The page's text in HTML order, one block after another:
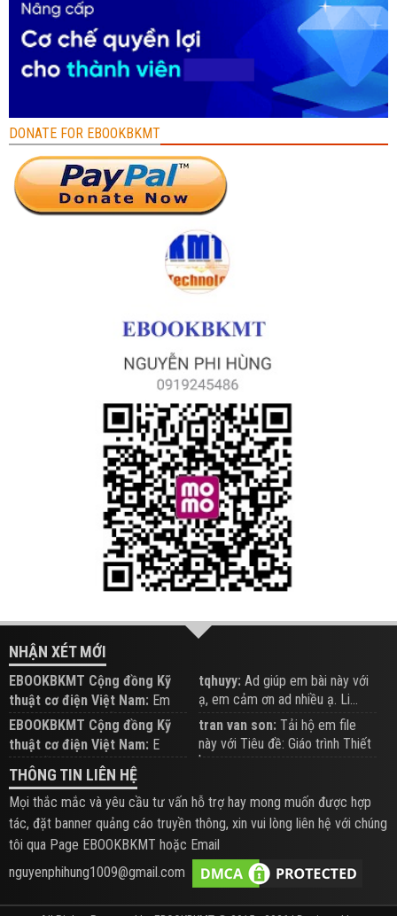
DONATE FOR EBOOKBKMT
NHẬN XÉT MỚI
EBOOKBKMT Cộng đồng Kỹ
thuật cơ điện Việt Nam: Em
đăng trên Group hỗ trợ nhé
tqhuyy: Ad giúp em bài này với
ạ, em cảm ơn ad nhiều ạ. Li...
EBOOKBKMT Cộng đồng Kỹ
thuật cơ điện Việt Nam: E
xem hỗ trợ trên Group
tran van son: Tải hộ em file
này với Tiêu đề: Giáo trình Thiết
b...
THÔNG TIN LIÊN HỆ
Mọi thắc mắc và yêu cầu tư vấn hỗ trợ hay mong muốn được hợp
tác, đặt banner quảng cáo truyền thông, xin vui lòng liên hệ với chúng
tôi qua Page EBOOKBKMT hoặc Email
nguyenphihung1009@gmail.com